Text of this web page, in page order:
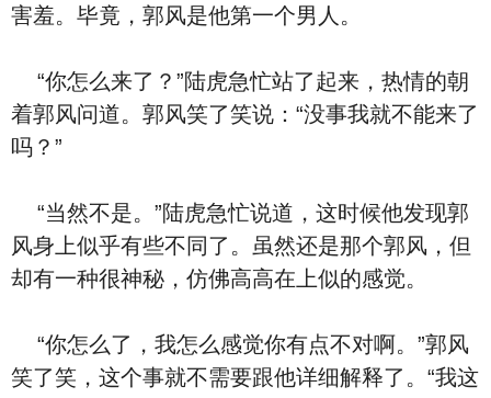
害羞。毕竟，郭风是他第一个男人。
“你怎么来了？”陆虎急忙站了起来，热情的朝
着郭风问道。郭风笑了笑说：“没事我就不能来了
吗？”
“当然不是。”陆虎急忙说道，这时候他发现郭
风身上似乎有些不同了。虽然还是那个郭风，但
却有一种很神秘，仿佛高高在上似的感觉。
“你怎么了，我怎么感觉你有点不对啊。”郭风
笑了笑，这个事就不需要跟他详细解释了。“我这